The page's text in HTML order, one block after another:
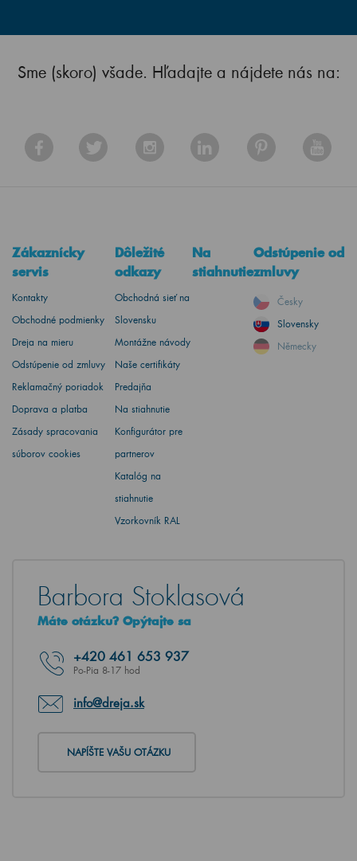
Sme (skoro) všade. Hľadajte a nájdete nás na:
Zákaznícky
servis
Kontakty
Obchodné podmienky
Dreja na mieru
Odstúpenie od zmluvy
Reklamačný poriadok
Doprava a platba
Zásady spracovania
súborov cookies
Dôležité
odkazy
Obchodná sieť na
Slovensku
Montážne návody
Naše certifikáty
Predajňa
Na stiahnutie
Konfigurátor pre
partnerov
Katalóg na
stiahnutie
Vzorkovník RAL
Na
stiahnutie
Odstúpenie od
zmluvy
Česky
Slovensky
Německy
Barbora Stoklasová
Máte otázku? Opýtajte sa
+420 461 653 937
Po-Pia 8-17 hod
info@dreja.sk
NAPÍŠTE VAŠU OTÁZKU